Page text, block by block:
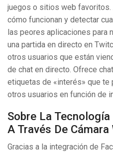
juegos o sitios web
cómo funcionan y detectar
las peores aplicaciones para
una partida en directo en
otros usuarios que están
de chat en directo. Ofrece
etiquetas de «interés» que te
otros usuarios en función de
Sobre La
A Través De Cámara
Gracias a la integración de